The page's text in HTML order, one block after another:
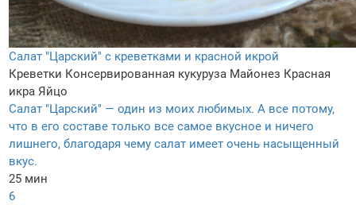
Салат "Царский" с креветками и красной икрой
Креветки Консервированная кукуруза Майонез Красная
икра Яйцо
Салат "Царский" — один из моих любимых. А все потому,
что в его составе только все самое вкусное и ничего
лишнего, благодаря чему салат имеет очень насыщенный
вкус.
25 мин
6